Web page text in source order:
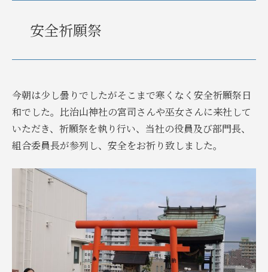
安全祈願祭
今朝は少し曇りでしたがそこまで寒くなく安全祈願祭日
和でした。比治山神社の宮司さんや巫女さんに来社して
いただき、祈願祭を執り行い、当社の役員及び部門長、
組合委員長が参列し、安全をお祈り致しました。